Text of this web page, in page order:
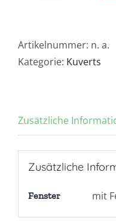
K1140
Menge
Artikelnummer: n. a.
Kategorie: Kuverts
Zusätzliche
Zusätzliche
Fenster mit